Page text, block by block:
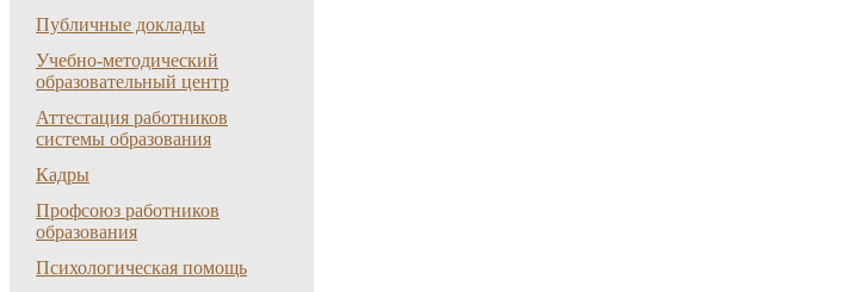
Публичные доклады
Учебно-методический
образовательный центр
Аттестация работников
системы образования
Кадры
Профсоюз работников
образования
Психологическая помощь